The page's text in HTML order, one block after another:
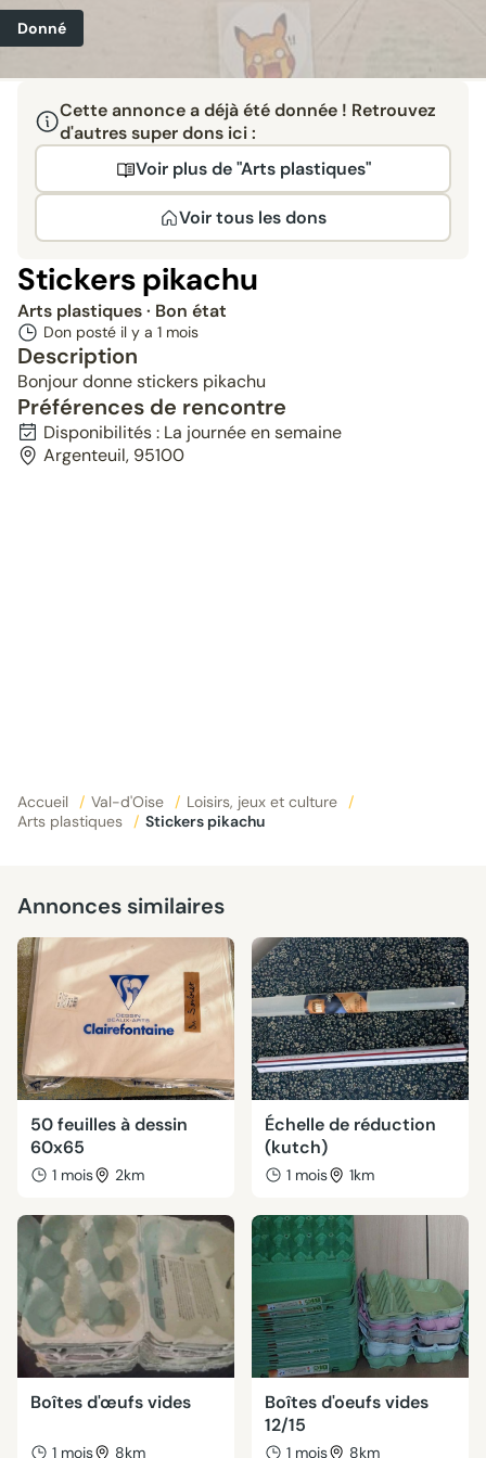
Donné
Cette annonce a déjà été donnée ! Retrouvez
d'autres super dons ici :
Voir plus de "Arts plastiques"
Voir tous les dons
Stickers pikachu
Arts plastiques· Bon état
Don posté il y a 1 mois
Description
Bonjour donne stickers pikachu
Préférences de rencontre
Disponibilités : La journée en semaine
Argenteuil, 95100
Accueil / Val-d'Oise / Loisirs, jeux et culture
/
Arts plastiques
/ Stickers pikachu
Annonces similaires
50 feuilles à dessin
60x65
1 mois 2km
Échelle de réduction
(kutch)
1 mois 1km
Boîtes d'œufs vides
1 mois 8km
Boîtes d'oeufs vides
12/15
1 mois 8km